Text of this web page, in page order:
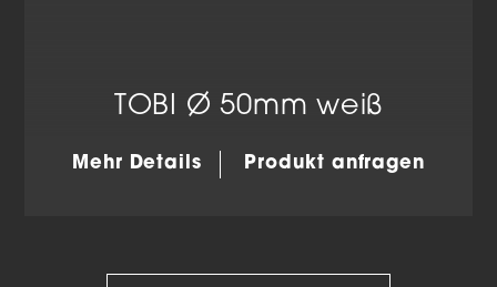
TOBI Ø 50mm weiß
Mehr Details Produkt anfragen